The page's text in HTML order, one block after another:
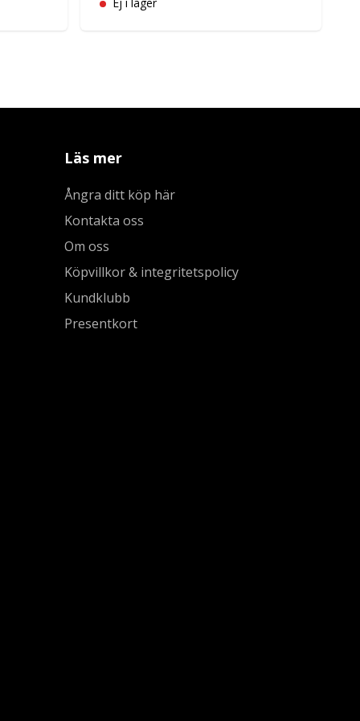
Läs mer
Ångra ditt köp här
Kontakta oss
Om oss
Köpvillkor & integritetspolicy
Kundklubb
Presentkort